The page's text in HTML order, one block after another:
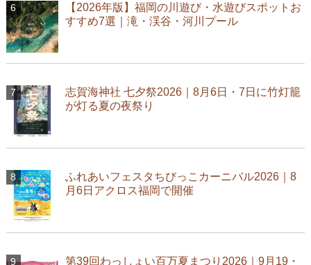
【2026年版】福岡の川遊び・水遊びスポットお
すすめ7選｜滝・渓谷・河川プール
志賀海神社 七夕祭2026｜8月6日・7日に竹灯籠
が灯る夏の夜祭り
ふれあいフェスタちびっこカーニバル2026｜8
月6日アクロス福岡で開催
第39回わっしょい百万夏まつり2026｜9月19・